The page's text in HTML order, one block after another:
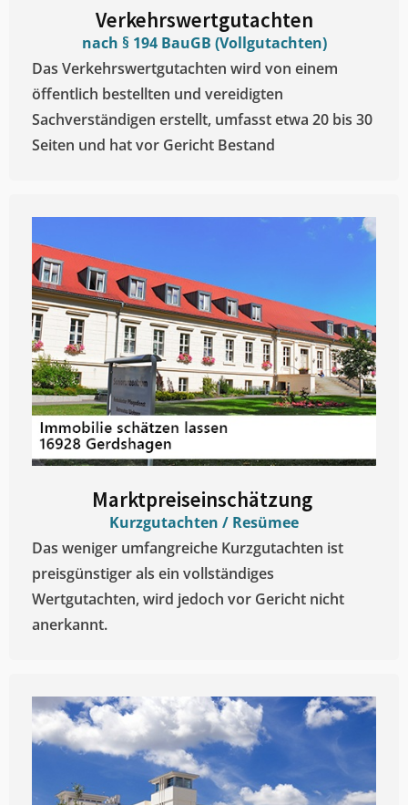
Verkehrswertgutachten
nach § 194 BauGB (Vollgutachten)
Das Verkehrswertgutachten wird von einem
öffentlich bestellten und vereidigten
Sachverständigen erstellt, umfasst etwa 20 bis 30
Seiten und hat vor Gericht Bestand
Marktpreiseinschätzung ​
Kurzgutachten / Resümee
Das weniger umfangreiche Kurzgutachten ist
preisgünstiger als ein vollständiges
Wertgutachten, wird jedoch vor Gericht nicht
anerkannt.